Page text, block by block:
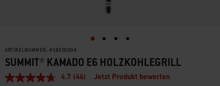
ARTIKELNUMMER: #18201004
SUMMIT® KAMADO E6 HOLZKOHLEGRILL
4.7
4.7 (46) Jetzt Produkt bewerten